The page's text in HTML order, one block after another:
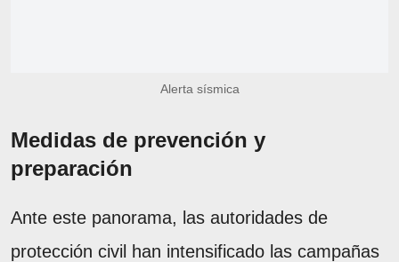
Alerta sísmica
Medidas de prevención y
preparación
Ante este panorama, las autoridades de
protección civil han intensificado las campañas